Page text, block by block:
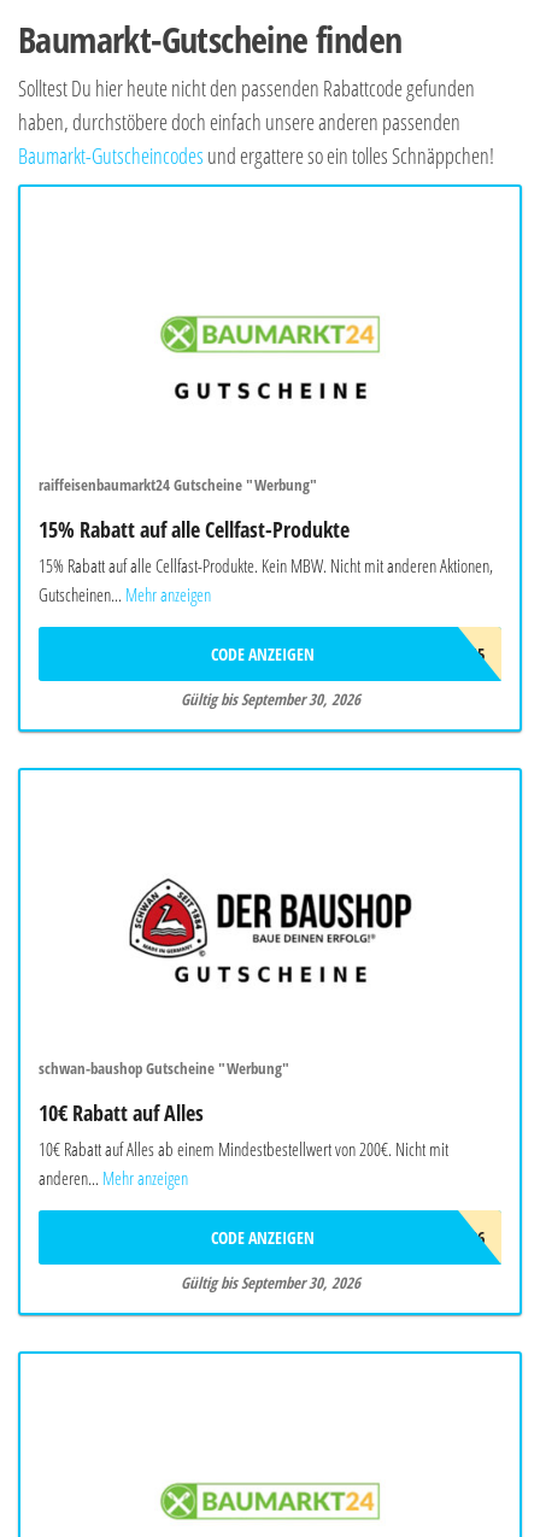
Baumarkt-Gutscheine finden
Solltest Du hier heute nicht den passenden Rabattcode gefunden
haben, durchstöbere doch einfach unsere anderen passenden
Baumarkt-Gutscheincodes und ergattere so ein tolles Schnäppchen!
raiffeisenbaumarkt24 Gutscheine "Werbung"
15% Rabatt auf alle Cellfast-Produkte
15% Rabatt auf alle Cellfast-Produkte. Kein MBW. Nicht mit anderen Aktionen,
Gutscheinen... Mehr anzeigen
CELLFAST15
CODE ANZEIGEN
Gültig bis September 30, 2026
schwan-baushop Gutscheine "Werbung"
10€ Rabatt auf Alles
10€ Rabatt auf Alles ab einem Mindestbestellwert von 200€. Nicht mit
anderen... Mehr anzeigen
SBSOMMER26
CODE ANZEIGEN
Gültig bis September 30, 2026